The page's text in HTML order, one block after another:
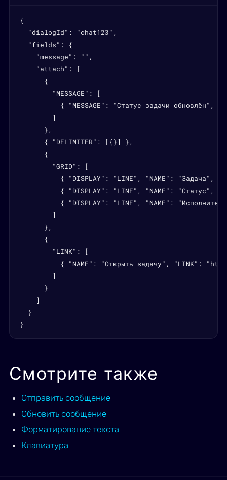
{
  "dialogId": "chat123",
  "fields": {
    "message": "",
    "attach": [
      {
        "MESSAGE": [
{ "MESSAGE": "Статус задачи обновлён",
        ]
      },
      { "DELIMITER": [{}] },
      {
        "GRID": [
{ "DISPLAY": "LINE", "NAME": "Задача",
{ "DISPLAY": "LINE", "NAME": "Статус",
{ "DISPLAY": "LINE", "NAME":
        ]
      },
      {
        "LINK": [
{ "NAME": "Открыть задачу", "LINK":
        ]
      }
    ]
  }
}
Смотрите также
Отправить сообщение
Обновить сообщение
Форматирование текста
Клавиатура